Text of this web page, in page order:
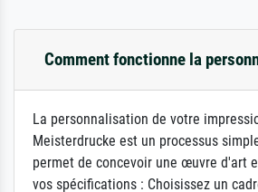
Comment fonctionne la
La personnalisation de votre
Meisterdrucke est un processus
permet de concevoir une œuvre d'art
vos spécifications : Choisissez un